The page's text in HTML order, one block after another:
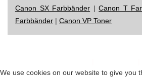
Canon SX Farbbänder |Canon T
Farbbänder | Canon VP Toner
We use cookies on our website to give you